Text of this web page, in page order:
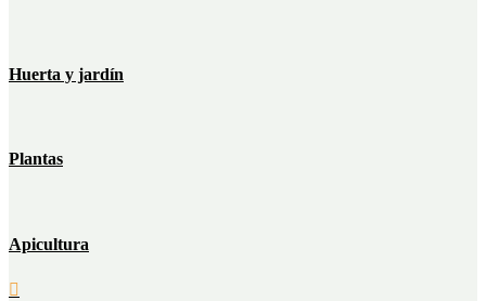
Huerta y jardín
Plantas
Apicultura
